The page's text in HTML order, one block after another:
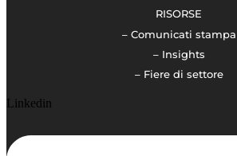
RISORSE
– Comunicati stampa
– Insights
– Fiere di settore
Linkedin